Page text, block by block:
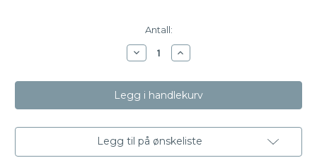
Antall:
Reduser
mengde
BIOkleen
Fasadevask
2,5
liter
Øk
antallet
BIOkleen
Fasadevask
2,5
liter
Legg til på ønskeliste